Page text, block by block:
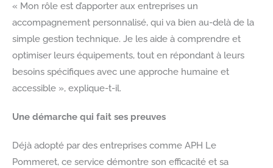
« Mon rôle est d’apporter aux entreprises un
accompagnement personnalisé, qui va bien au-delà de la
simple gestion technique. Je les aide à comprendre et
optimiser leurs équipements, tout en répondant à leurs
besoins spécifiques avec une approche humaine et
accessible », explique-t-il.
Une démarche qui fait ses preuves
Déjà adopté par des entreprises comme APH Le
Pommeret, ce service démontre son efficacité et sa